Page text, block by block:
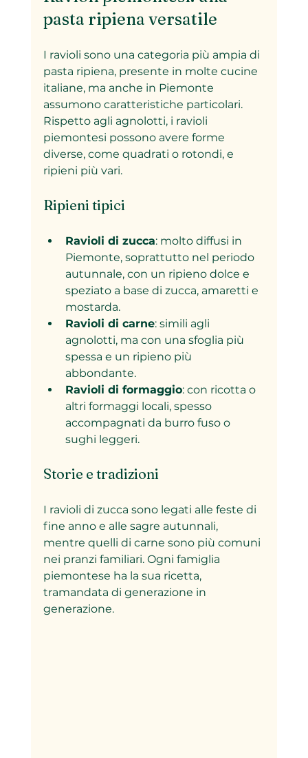
pasta ripiena versatile
I ravioli sono una categoria più ampia di
pasta ripiena, presente in molte cucine
italiane, ma anche in Piemonte
assumono caratteristiche particolari.
Rispetto agli agnolotti, i ravioli
piemontesi possono avere forme
diverse, come quadrati o rotondi, e
ripieni più vari.
Ripieni tipici
Ravioli di zucca: molto diffusi in
Piemonte, soprattutto nel periodo
autunnale, con un ripieno dolce e
speziato a base di zucca, amaretti e
mostarda.
Ravioli di carne: simili agli
agnolotti, ma con una sfoglia più
spessa e un ripieno più
abbondante.
Ravioli di formaggio: con ricotta o
altri formaggi locali, spesso
accompagnati da burro fuso o
sughi leggeri.
Storie e tradizioni
I ravioli di zucca sono legati alle feste di
fine anno e alle sagre autunnali,
mentre quelli di carne sono più comuni
nei pranzi familiari. Ogni famiglia
piemontese ha la sua ricetta,
tramandata di generazione in
generazione.